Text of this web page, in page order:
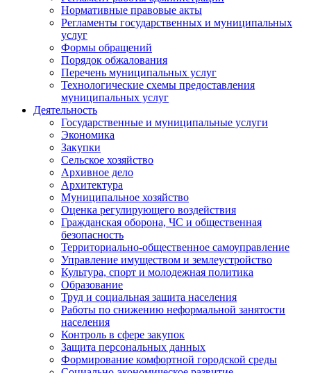
Нормативные правовые акты
Регламенты государственных и муниципальных
услуг
Формы обращений
Порядок обжалования
Перечень муниципальных услуг
Технологические схемы предоставления
муниципальных услуг
Деятельность
Государственные и муниципальные услуги
Экономика
Закупки
Сельское хозяйство
Архивное дело
Архитектура
Муниципальное хозяйство
Оценка регулирующего воздействия
Гражданская оборона, ЧС и общественная
безопасность
Территориально-общественное самоуправление
Управление имуществом и землеустройство
Культура, спорт и молодежная политика
Образование
Труд и социальная защита населения
Работы по снижению неформальной занятости
населения
Контроль в сфере закупок
Защита персональных данных
Формирование комфортной городской среды